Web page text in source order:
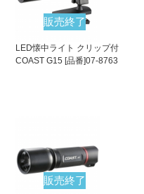
販売終了
LED懐中ライト クリップ付
COAST G15 [品番]07-8763
販売終了